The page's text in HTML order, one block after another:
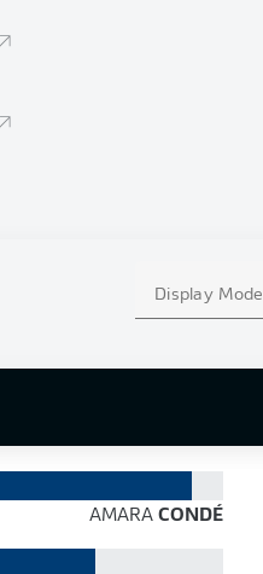
Display Mode
AMARA CONDÉ